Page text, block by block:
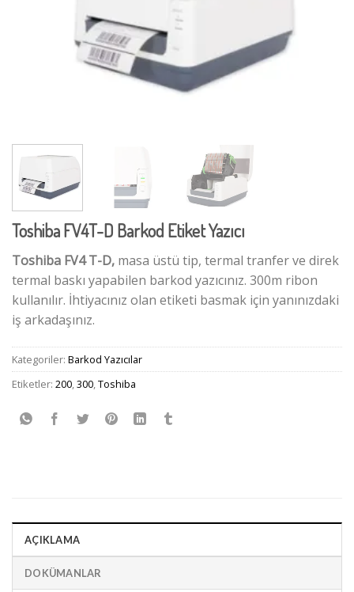
Toshiba FV4T-D Barkod Etiket Yazıcı
Toshiba FV4 T-D, masa üstü tip, termal tranfer ve direk
termal baskı yapabilen barkod yazıcınız. 300m ribon
kullanılır. İhtiyacınız olan etiketi basmak için yanınızdaki
iş arkadaşınız.
Kategoriler: Barkod Yazıcılar
Etiketler: 200,300,Toshiba
AÇIKLAMA
DOKÜMANLAR